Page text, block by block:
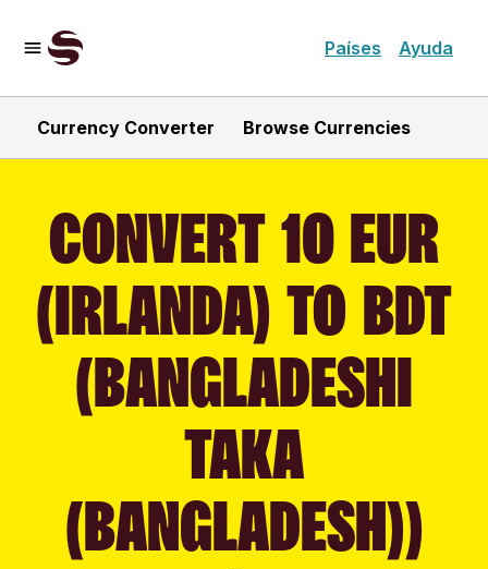
Países Ayuda
Currency Converter Browse Currencies
CONVERT 10 EUR
(IRLANDA) TO BDT
(BANGLADESHI
TAKA
(BANGLADESH))